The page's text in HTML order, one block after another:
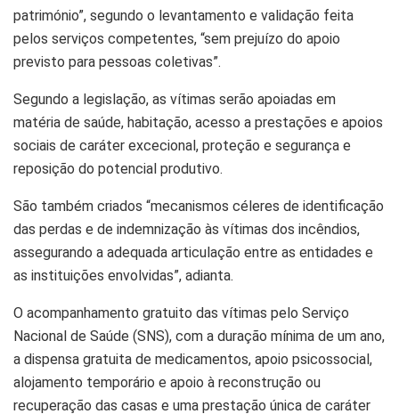
património”, segundo o levantamento e validação feita
pelos serviços competentes, “sem prejuízo do apoio
previsto para pessoas coletivas”.
Segundo a legislação, as vítimas serão apoiadas em
matéria de saúde, habitação, acesso a prestações e apoios
sociais de caráter excecional, proteção e segurança e
reposição do potencial produtivo.
São também criados “mecanismos céleres de identificação
das perdas e de indemnização às vítimas dos incêndios,
assegurando a adequada articulação entre as entidades e
as instituições envolvidas”, adianta.
O acompanhamento gratuito das vítimas pelo Serviço
Nacional de Saúde (SNS), com a duração mínima de um ano,
a dispensa gratuita de medicamentos, apoio psicossocial,
alojamento temporário e apoio à reconstrução ou
recuperação das casas e uma prestação única de caráter